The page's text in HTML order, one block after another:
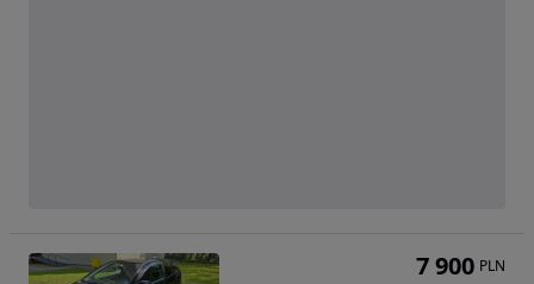
7 900 PLN